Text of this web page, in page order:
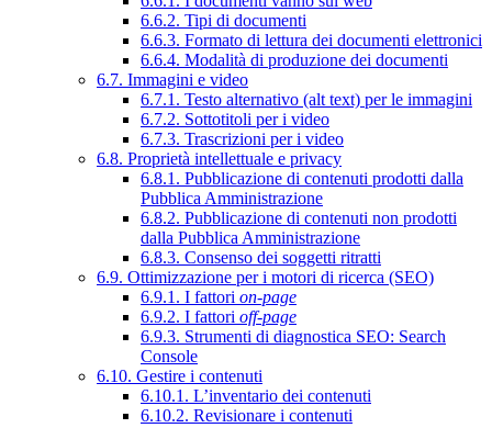
6.6.2. Tipi di documenti
6.6.3. Formato di lettura dei documenti elettronici
6.6.4. Modalità di produzione dei documenti
6.7. Immagini e video
6.7.1. Testo alternativo (alt text) per le immagini
6.7.2. Sottotitoli per i video
6.7.3. Trascrizioni per i video
6.8. Proprietà intellettuale e privacy
6.8.1. Pubblicazione di contenuti prodotti dalla
Pubblica Amministrazione
6.8.2. Pubblicazione di contenuti non prodotti
dalla Pubblica Amministrazione
6.8.3. Consenso dei soggetti ritratti
6.9. Ottimizzazione per i motori di ricerca (SEO)
6.9.1. I fattori on-page
6.9.2. I fattori off-page
6.9.3. Strumenti di diagnostica SEO: Search
Console
6.10. Gestire i contenuti
6.10.1. L’inventario dei contenuti
6.10.2. Revisionare i contenuti